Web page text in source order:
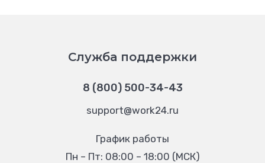
Служба поддержки
8 (800) 500-34-43
support@work24.ru
График работы
Пн – Пт: 08:00 – 18:00 (МСК)